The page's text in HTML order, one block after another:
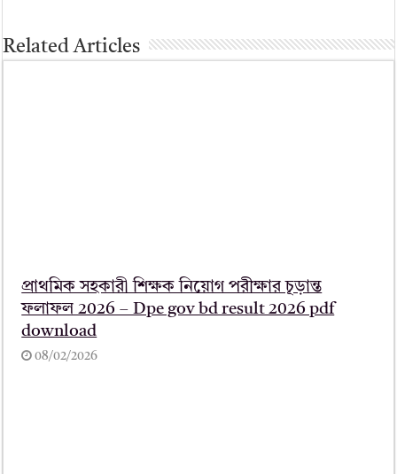
Related Articles
প্রাথমিক সহকারী শিক্ষক নিয়োগ পরীক্ষার চূড়ান্ত
ফলাফল 2026 – Dpe gov bd result 2026 pdf
download
08/02/2026